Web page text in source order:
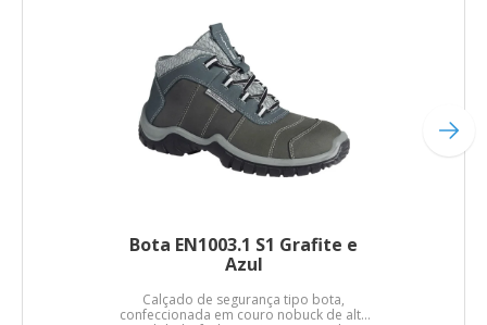
Bota EN1003.1 S1 Grafite e
Azul
Calçado de segurança tipo bota,
confeccionada em couro nobuck de alta